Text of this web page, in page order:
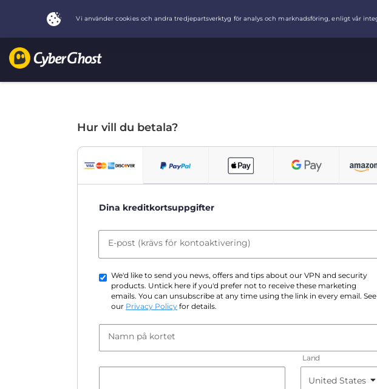
Hur vill du betala?
Dina kreditkortsuppgifter
E-post (krävs för kontoaktivering)
We'd like to send you news, offers and tips about our VPN and security
products. Untick here if you'd prefer not to receive these marketing
emails. You can unsubscribe at any time using the link in every email. See
our Privacy Policy for details.
Namn på kortet
Land